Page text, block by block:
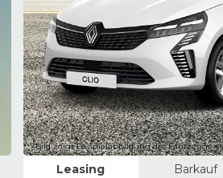
Bild zeigt Beispielabbildung des Fahrzeugs
Leasing Barkauf